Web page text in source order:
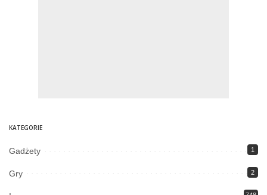
KATEGORIE
Gadżety 1
Gry 2